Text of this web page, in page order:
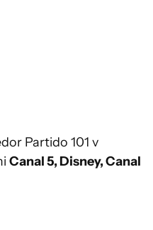
Partido 101 v
Canal 5, Disney, Canal